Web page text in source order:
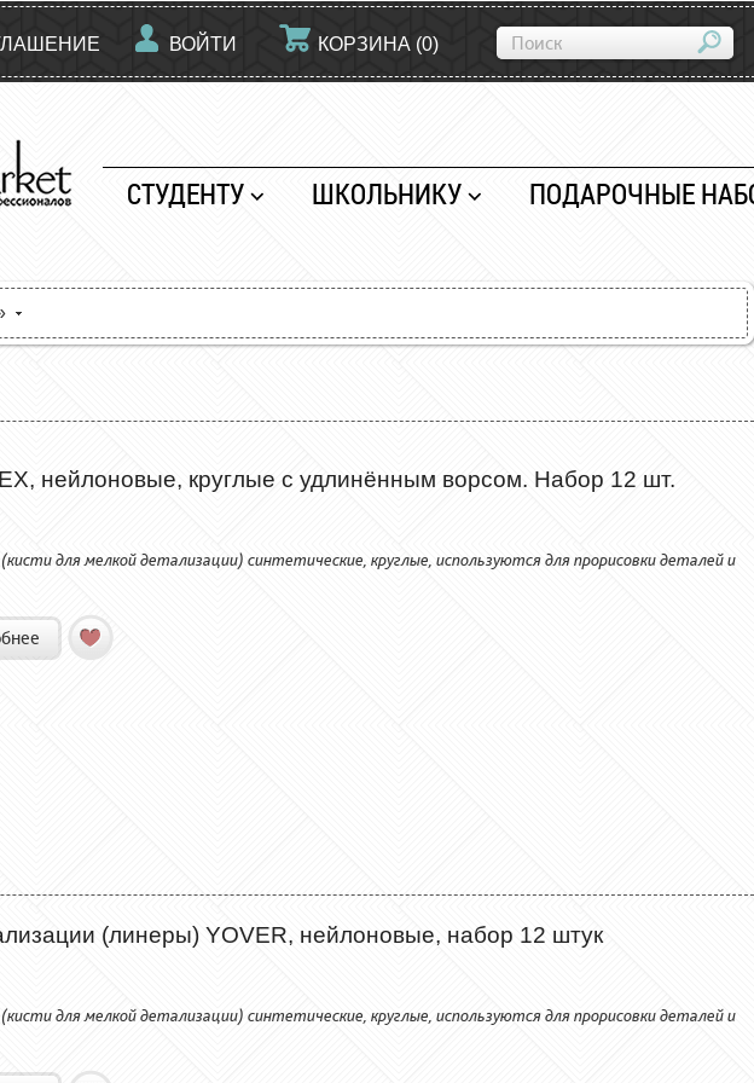
ВОЙТИ КОРЗИНА (0)
СТУДЕНТУ ШКОЛЬНИКУ ПОДАРОЧНЫЕ
нейлоновые, круглые с удлинённым ворсом. Набор 12 шт.
для мелкой детализации) синтетические, круглые, используются для прорисовки деталей и
(линеры) YOVER, нейлоновые, набор 12 штук
для мелкой детализации) синтетические, круглые, используются для прорисовки деталей и